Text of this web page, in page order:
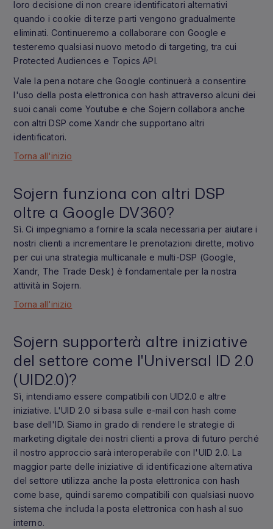
loro decisione di non creare identificatori alternativi
quando i cookie di terze parti vengono gradualmente
eliminati. Continueremo a collaborare con Google e
testeremo qualsiasi nuovo metodo di targeting, tra cui
Protected Audiences e Topics API.
Vale la pena notare che Google continuerà a consentire
l'uso della posta elettronica con hash attraverso alcuni dei
suoi canali come Youtube e che Sojern collabora anche
con altri DSP come Xandr che supportano altri
identificatori.
Torna all'inizio
Sojern funziona con altri DSP
oltre a Google DV360?
Sì. Ci impegniamo a fornire la scala necessaria per aiutare i
nostri clienti a incrementare le prenotazioni dirette, motivo
per cui una strategia multicanale e multi-DSP (Google,
Xandr, The Trade Desk) è fondamentale per la nostra
attività in Sojern.
Torna all'inizio
Sojern supporterà altre iniziative
del settore come l'Universal ID 2.0
(UID2.0)?
Sì, intendiamo essere compatibili con UID2.0 e altre
iniziative. L'UID 2.0 si basa sulle e-mail con hash come
base dell'ID. Siamo in grado di rendere le strategie di
marketing digitale dei nostri clienti a prova di futuro perché
il nostro approccio sarà interoperabile con l'UID 2.0. La
maggior parte delle iniziative di identificazione alternativa
del settore utilizza anche la posta elettronica con hash
come base, quindi saremo compatibili con qualsiasi nuovo
sistema che includa la posta elettronica con hash al suo
interno.